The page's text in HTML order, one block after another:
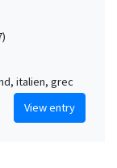
italien, grec
View entry